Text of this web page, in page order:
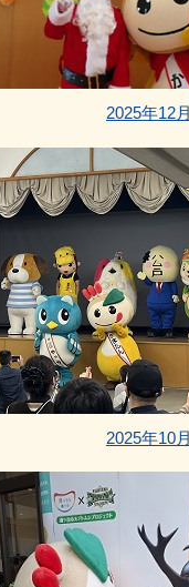
2025年12月
2025年10月